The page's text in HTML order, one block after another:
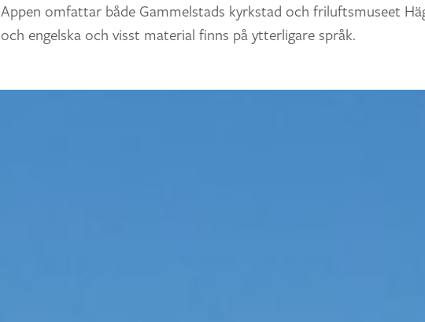
Appen omfattar både Gammelstads kyrkstad och friluftsmuseet
och engelska och visst material finns på ytterligare språk.